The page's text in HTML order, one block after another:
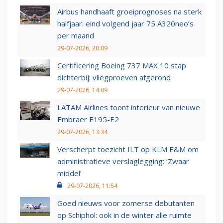
Airbus handhaaft groeiprognoses na sterk
halfjaar: eind volgend jaar 75 A320neo’s
per maand
29-07-2026, 20:09
Certificering Boeing 737 MAX 10 stap
dichterbij: vliegproeven afgerond
29-07-2026, 14:09
LATAM Airlines toont interieur van nieuwe
Embraer E195-E2
29-07-2026, 13:34
Verscherpt toezicht ILT op KLM E&M om
administratieve verslaglegging: ‘Zwaar
middel’
29-07-2026, 11:54
Goed nieuws voor zomerse debutanten
op Schiphol: ook in de winter alle ruimte